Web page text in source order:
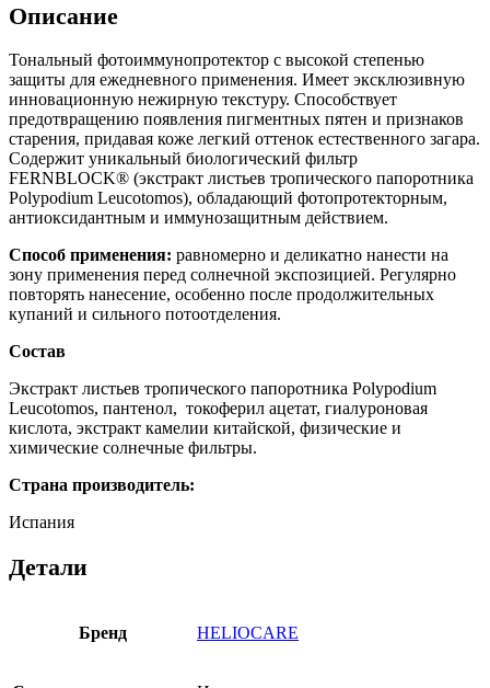
Описание
Тональный фотоиммунопротектор с высокой степенью
защиты для ежедневного применения. Имеет эксклюзивную
инновационную нежирную текстуру. Способствует
предотвращению появления пигментных пятен и признаков
старения, придавая коже легкий оттенок естественного загара.
Содержит уникальный биологический фильтр
FERNBLOCK® (экстракт листьев тропического папоротника
Polypodium Leucotomos), обладающий фотопротекторным,
антиоксидантным и иммунозащитным действием.
Способ применения: равномерно и деликатно нанести на
зону применения перед солнечной экспозицией. Регулярно
повторять нанесение, особенно после продолжительных
купаний и сильного потоотделения.
Состав
Экстракт листьев тропического папоротника Polypodium
Leucotomos, пантенол, токоферил ацетат, гиалуроновая
кислота, экстракт камелии китайской, физические и
химические солнечные фильтры.
Страна производитель:
Испания
Детали
Бренд HELIOCARE